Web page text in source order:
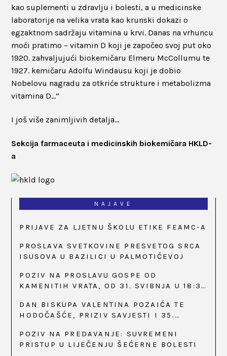
kao suplementi u zdravlju i bolesti, a u medicinske
laboratorije na velika vrata kao krunski dokazi o
egzaktnom sadržaju vitamina u krvi. Danas na vrhuncu
moći pratimo – vitamin D koji je započeo svoj put oko
1920. zahvaljujući biokemičaru Elmeru McCollumu te
1927. kemičaru Adolfu Windausu koji je dobio
Nobelovu nagradu za otkriće strukture i metabolizma
vitamina D…”
I još više zanimljivih detalja…
Sekcija farmaceuta i medicinskih biokemičara HKLD-
a
NAJAVE
PRIJAVE ZA LJETNU ŠKOLU ETIKE FEAMC-A
PROSLAVA SVETKOVINE PRESVETOG SRCA
ISUSOVA U BAZILICI U PALMOTIĆEVOJ
POZIV NA PROSLAVU GOSPE OD
KAMENITIH VRATA, OD 31. SVIBNJA U 18:30
DAN BISKUPA VALENTINA POZAIĆA TE
HODOČAŠĆE, PRIZIV SAVJESTI I 35.
BISTRICI, OD 15. DO 17. SVIBNJA
POZIV NA PREDAVANJE: SUVREMENI
PRISTUP U LIJEČENJU ŠEĆERNE BOLESTI